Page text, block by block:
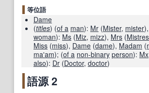
等位語
Dame
(titles) (of a man): Mr (Mister, mister),
woman): Ms (Miz, mizz), Mrs (
Miss (miss), Dame (dame), Madam (
ma'am); (of a non-binary person): Mx
also): Dr (Doctor, doctor)
語源 2